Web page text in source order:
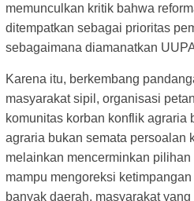
memunculkan kritik bahwa
ditempatkan sebagai prioritas
sebagaimana diamanatkan
Karena itu, berkembang
masyarakat sipil, organisasi
komunitas korban konflik agraria
agraria bukan semata persoalan
melainkan mencerminkan
mampu mengoreksi
banyak daerah, masyarakat